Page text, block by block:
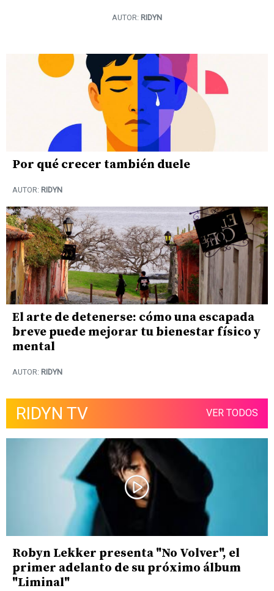
Por qué crecer también duele
AUTOR: RIDYN
El arte de detenerse: cómo una escapada
breve puede mejorar tu bienestar físico y
mental
AUTOR: RIDYN
AUTOR: RIDYN
RIDYN TV VER TODOS
Robyn Lekker presenta "No Volver", el
primer adelanto de su próximo álbum
"Liminal"